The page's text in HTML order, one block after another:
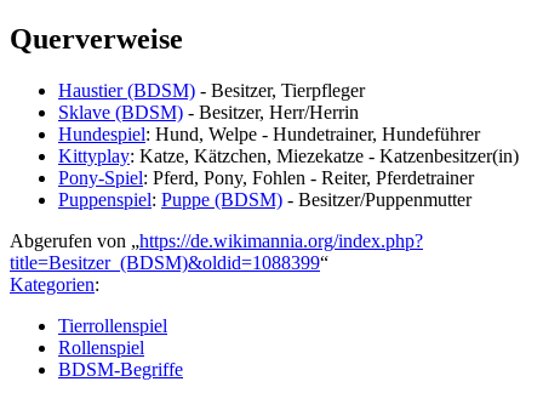
Querverweise
Haustier (BDSM) - Besitzer, Tierpfleger
Sklave (BDSM) - Besitzer, Herr/Herrin
Hundespiel: Hund, Welpe - Hundetrainer, Hundeführer
Kittyplay: Katze, Kätzchen, Miezekatze - Katzenbesitzer(in)
Pony-Spiel: Pferd, Pony, Fohlen - Reiter, Pferdetrainer
Puppenspiel: Puppe (BDSM) - Besitzer/Puppenmutter
Abgerufen von „https://de.wikimannia.org/index.php?
title=Besitzer_(BDSM)&oldid=1088399“
Kategorien:
Tierrollenspiel
Rollenspiel
BDSM-Begriffe